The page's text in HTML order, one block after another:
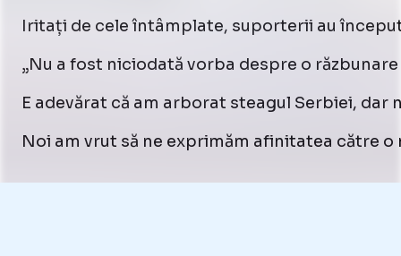
Iritați de cele întâmplate, suporterii au
„Nu a fost niciodată vorba despre o
E adevărat că am arborat steagul Serbiei,
Noi am vrut să ne exprimăm afinitatea către